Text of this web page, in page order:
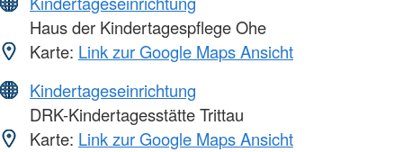
Haus der Kindertagespflege Ohe
Karte: Link zur Google Maps Ansicht
Kindertageseinrichtung
DRK-Kindertagesstätte Trittau
Karte: Link zur Google Maps Ansicht